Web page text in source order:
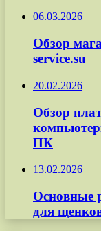
06.03.2026
Обзор
service.su
20.02.2026
Обзор
ПК
13.02.2026
Основные
для